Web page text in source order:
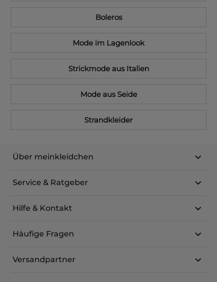
Boleros
Mode im Lagenlook
Strickmode aus Italien
Mode aus Seide
Strandkleider
Über meinkleidchen
Service & Ratgeber
Hilfe & Kontakt
Häufige Fragen
Versandpartner